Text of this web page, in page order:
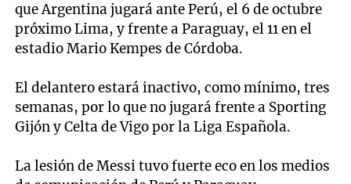
que Argentina jugará ante Perú, el 6 de octubre
próximo Lima, y frente a Paraguay, el 11 en el
estadio Mario Kempes de Córdoba.
El delantero estará inactivo, como mínimo, tres
semanas, por lo que no jugará frente a Sporting
Gijón y Celta de Vigo por la Liga Española.
La lesión de Messi tuvo fuerte eco en los medios